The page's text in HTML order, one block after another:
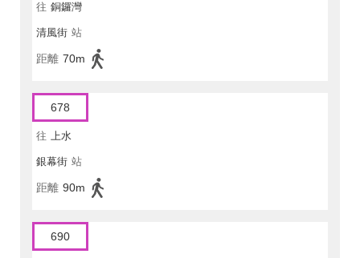
往 銅鑼灣
清風街 站
距離 70m
678
往 上水
銀幕街 站
距離 90m
690